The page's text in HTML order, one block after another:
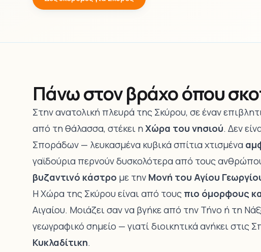
Πάνω στον βράχο όπου
Στην ανατολική πλευρά της Σκύρου, σε έναν
από τη θάλασσα, στέκει η Χώρα του νησιού. Δεν
Σποράδων — λευκασμένα κυβικά σπίτια χτισμένα
γαϊδούρια περνούν δυσκολότερα από τους
βυζαντινό κάστρο με την Μονή του Αγίου
Η Χώρα της Σκύρου είναι από τους πιο όμορφους
Αιγαίου. Μοιάζει σαν να βγήκε από την Τήνο ή τη
γεωγραφικό σημείο — γιατί διοικητικά ανήκει στις
Κυκλαδίτικη.